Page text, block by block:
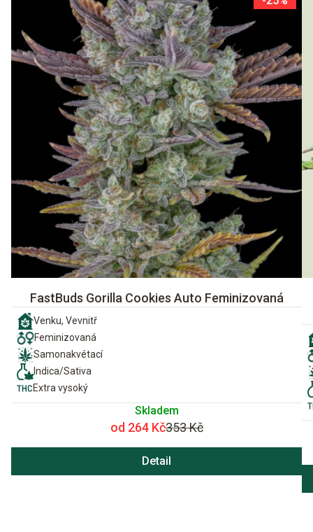
FastBuds Gorilla Cookies Auto Feminizovaná
Venku, Vevnitř
Feminizovaná
Samonakvétací
Indica/Sativa
Extra vysoký
Skladem
od 264 Kč353 Kč
Detail